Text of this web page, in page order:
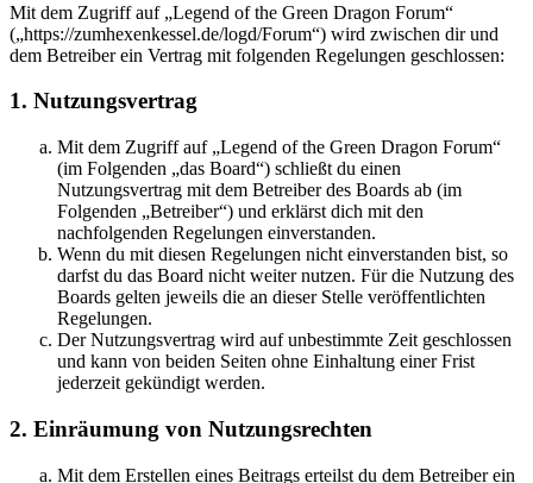
Mit dem Zugriff auf „Legend of the Green Dragon Forum“
(„https://zumhexenkessel.de/logd/Forum“) wird zwischen dir und
dem Betreiber ein Vertrag mit folgenden Regelungen geschlossen:
1. Nutzungsvertrag
Mit dem Zugriff auf „Legend of the Green Dragon Forum“
(im Folgenden „das Board“) schließt du einen
Nutzungsvertrag mit dem Betreiber des Boards ab (im
Folgenden „Betreiber“) und erklärst dich mit den
nachfolgenden Regelungen einverstanden.
Wenn du mit diesen Regelungen nicht einverstanden bist, so
darfst du das Board nicht weiter nutzen. Für die Nutzung des
Boards gelten jeweils die an dieser Stelle veröffentlichten
Regelungen.
Der Nutzungsvertrag wird auf unbestimmte Zeit geschlossen
und kann von beiden Seiten ohne Einhaltung einer Frist
jederzeit gekündigt werden.
2. Einräumung von Nutzungsrechten
Mit dem Erstellen eines Beitrags erteilst du dem Betreiber ein